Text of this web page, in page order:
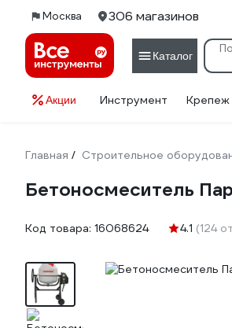
Москва 306 магазинов
Каталог
Акции Инструмент Крепеж
Главная / Строительное
Бетоносмеситель
Код товара: 16068624 4.1 (124